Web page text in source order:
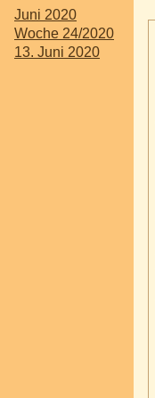
Juni 2020
Woche 24/2020
13. Juni 2020